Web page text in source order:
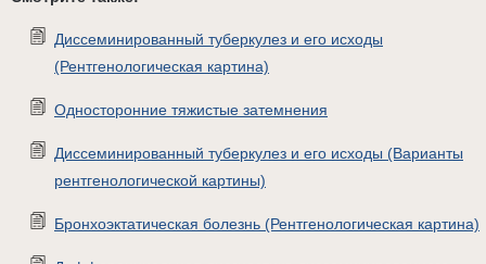
Диссеминированный туберкулез и его исходы
(Рентгенологическая картина)
Односторонние тяжистые затемнения
Диссеминированный туберкулез и его исходы (Варианты
рентгенологической картины)
Бронхоэктатическая болезнь (Рентгенологическая картина)